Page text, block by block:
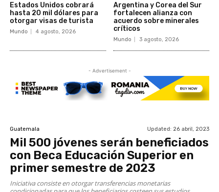
Estados Unidos cobrará
hasta 20 mil dólares para
otorgar visas de turista
Mundo 4 agosto, 2026
Argentina y Corea del Sur
fortalecen alianza con
acuerdo sobre minerales
críticos
Mundo 3 agosto, 2026
- Advertisement -